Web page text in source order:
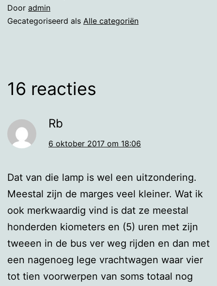
Door admin
Gecategoriseerd als Alle categoriën
16 reacties
Rb
6 oktober 2017 om 18:06
Dat van die lamp is wel een uitzondering.
Meestal zijn de marges veel kleiner. Wat ik
ook merkwaardig vind is dat ze meestal
honderden kiometers en (5) uren met zijn
tweeen in de bus ver weg rijden en dan met
een nagenoeg lege vrachtwagen waar vier
tot tien voorwerpen van soms totaal nog